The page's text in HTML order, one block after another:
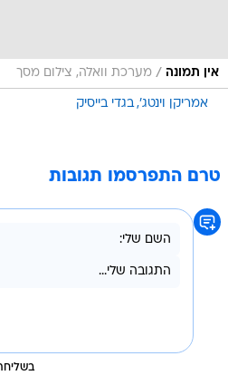
אין תמונה / מערכת וואלה, צילום מסך
אמריקן וינטג' בגדי בייסיק
טרם התפרסמו תגובות